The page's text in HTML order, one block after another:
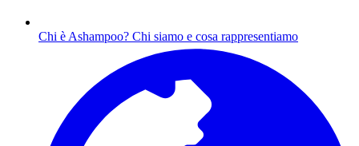
Chi è Ashampoo? Chi siamo e cosa rappresentiamo